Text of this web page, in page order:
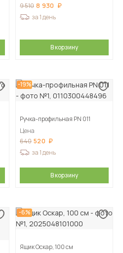
9 510 8 930
за 1 день
В корзину
-19%
Ручка-профильная PN 011
Цена
640 520
за 1 день
В корзину
-6%
Ящик Оскар, 100 см